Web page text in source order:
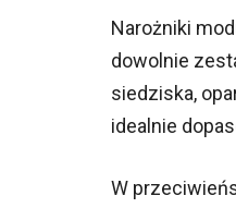
Narożniki
dowolnie
siedziska,
idealnie
W